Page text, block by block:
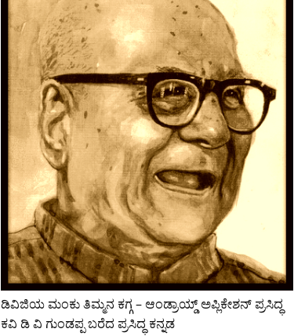
ಡಿವಿಜಿಯ ಮಂಕು ತಿಮ್ಮನ ಕಗ್ಗ – ಆಂಡ್ರಾಯ್ಡ್ ಅಪ್ಲಿಕೇಶನ್ ಪ್ರಸಿದ್ಧ
ಕವಿ ಡಿ ವಿ ಗುಂಡಪ್ಪ ಬರೆದ ಪ್ರಸಿದ್ಧ ಕನ್ನಡ